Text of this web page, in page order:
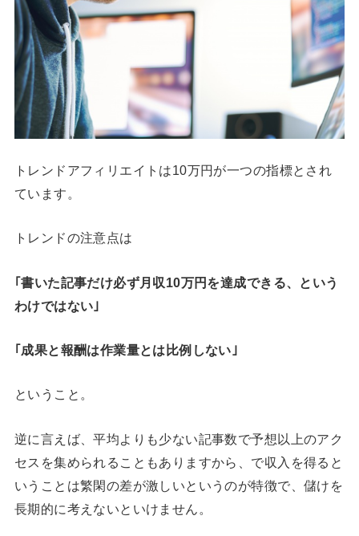
トレンドアフィリエイトは10万円が一つの指標とされ
ています。
トレンドの注意点は
｢書いた記事だけ必ず月収10万円を達成できる、という
わけではない｣
｢成果と報酬は作業量とは比例しない｣
ということ。
逆に言えば、平均よりも少ない記事数で予想以上のアク
セスを集められることもありますから、で収入を得ると
いうことは繁閑の差が激しいというのが特徴で、儲けを
長期的に考えないといけません。